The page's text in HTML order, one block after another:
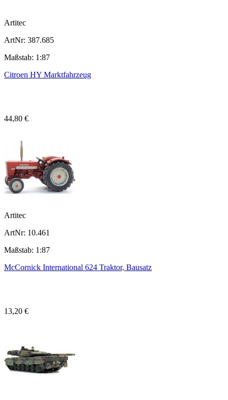
Artitec
ArtNr: 387.685
Maßstab: 1:87
Citroen HY Marktfahrzeug
44,80 €
Artitec
ArtNr: 10.461
Maßstab: 1:87
McCornick International 624 Traktor, Bausatz
13,20 €